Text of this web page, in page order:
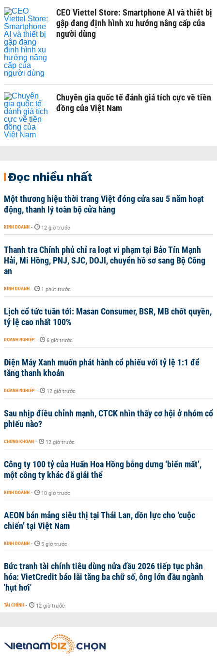
CEO Viettel Store: Smartphone AI và thiết bị
gập đang định hình xu hướng nâng cấp của
người dùng
Chuyên gia quốc tế đánh giá tích cực về tiền
đồng của Việt Nam
Đọc nhiều nhất
Một thương hiệu thời trang Việt đóng cửa sau 5 năm hoạt
động, thanh lý toàn bộ cửa hàng
KINH DOANH - 12 giờ trước
Thanh tra Chính phủ chỉ ra loạt vi phạm tại Bảo Tín Mạnh
Hải, Mi Hồng, PNJ, SJC, DOJI, chuyển hồ sơ sang Bộ Công
an
KINH DOANH - 1 phút trước
Lịch cổ tức tuần tới: Masan Consumer, BSR, MB chốt quyền,
tỷ lệ cao nhất 100%
DOANH NGHIỆP - 6 giờ trước
Điện Máy Xanh muốn phát hành cổ phiếu với tỷ lệ 1:1 để
tăng thanh khoản
DOANH NGHIỆP - 12 giờ trước
Sau nhịp điều chỉnh mạnh, CTCK nhìn thấy cơ hội ở nhóm cổ
phiếu nào?
CHỨNG KHOÁN - 12 giờ trước
Công ty 100 tỷ của Huấn Hoa Hồng bỗng dưng ‘biến mất’,
một công ty khác đã giải thể
KINH DOANH - 10 giờ trước
AEON bán mảng siêu thị tại Thái Lan, dồn lực cho ‘cuộc
chiến’ tại Việt Nam
KINH DOANH - 5 giờ trước
Bức tranh tài chính tiêu dùng nửa đầu 2026 tiếp tục phân
hóa: VietCredit báo lãi tăng ba chữ số, ông lớn đầu ngành
'hụt hơi'
TÀI CHÍNH - 12 giờ trước